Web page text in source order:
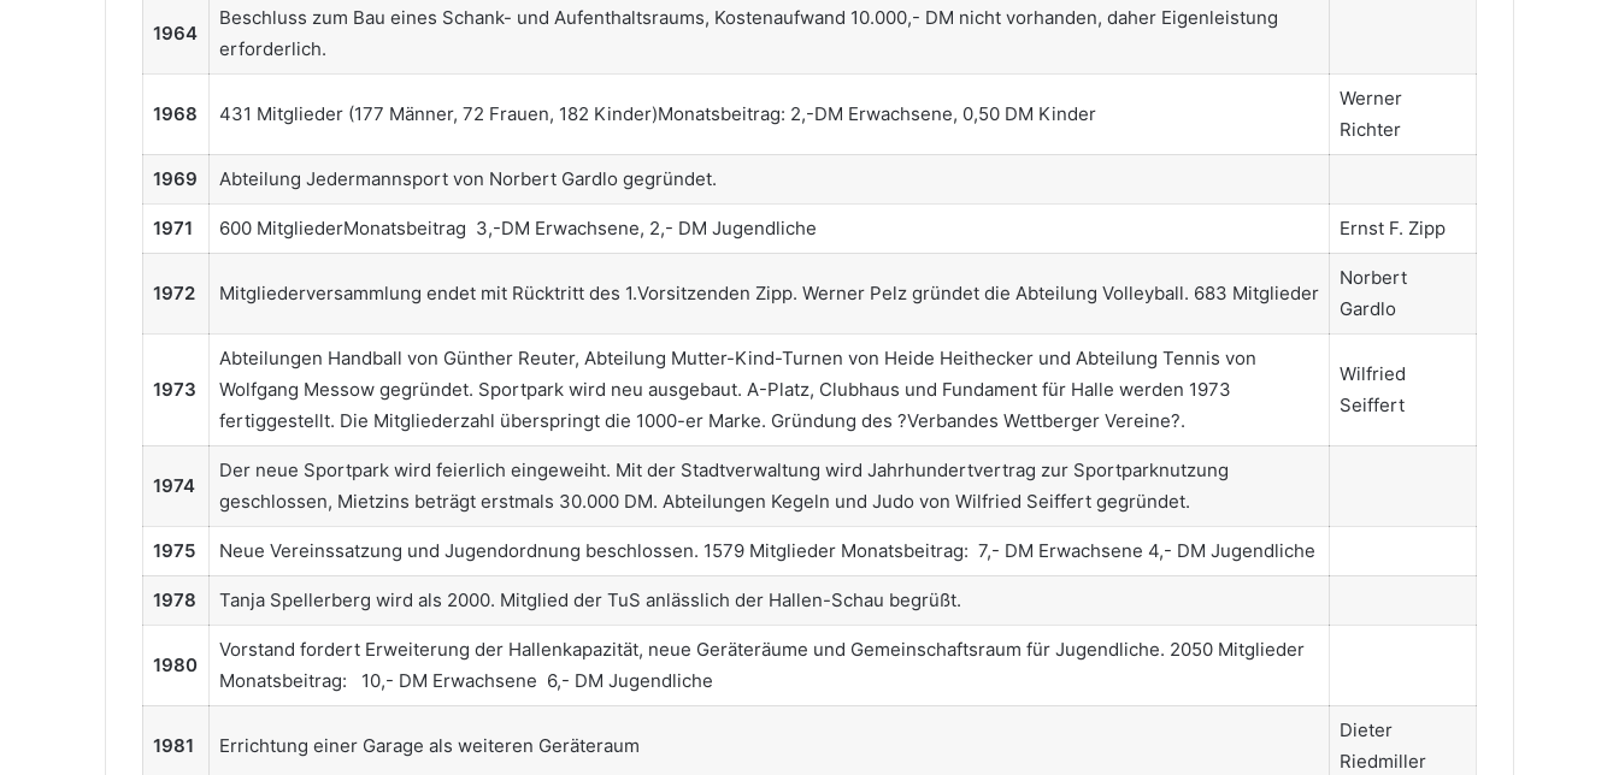
1964
Beschluss zum Bau eines Schank- und Aufenthaltsraums, Kostenaufwand 10.000,- DM nicht vorhanden, daher Eigenleistung
erforderlich.
1968 431 Mitglieder (177 Männer, 72 Frauen, 182 Kinder)Monatsbeitrag: 2,-DM Erwachsene, 0,50 DM Kinder
Werner
Richter
1969 Abteilung Jedermannsport von Norbert Gardlo gegründet.
1971 600 MitgliederMonatsbeitrag 3,-DM Erwachsene, 2,- DM Jugendliche Ernst F. Zipp
1972 Mitgliederversammlung endet mit Rücktritt des 1.Vorsitzenden Zipp. Werner Pelz gründet die Abteilung Volleyball. 683 Mitglieder
Norbert
Gardlo
1973
Abteilungen Handball von Günther Reuter, Abteilung Mutter-Kind-Turnen von Heide Heithecker und Abteilung Tennis von
Wolfgang Messow gegründet. Sportpark wird neu ausgebaut. A-Platz, Clubhaus und Fundament für Halle werden 1973
fertiggestellt. Die Mitgliederzahl überspringt die 1000-er Marke. Gründung des ?Verbandes Wettberger Vereine?.
Wilfried
Seiffert
1974
Der neue Sportpark wird feierlich eingeweiht. Mit der Stadtverwaltung wird Jahrhundertvertrag zur Sportparknutzung
geschlossen, Mietzins beträgt erstmals 30.000 DM. Abteilungen Kegeln und Judo von Wilfried Seiffert gegründet.
1975 Neue Vereinssatzung und Jugendordnung beschlossen. 1579 Mitglieder Monatsbeitrag: 7,- DM Erwachsene 4,- DM Jugendliche
1978 Tanja Spellerberg wird als 2000. Mitglied der TuS anlässlich der Hallen-Schau begrüßt.
1980
Vorstand fordert Erweiterung der Hallenkapazität, neue Geräteräume und Gemeinschaftsraum für Jugendliche. 2050 Mitglieder
Monatsbeitrag: 10,- DM Erwachsene 6,- DM Jugendliche
1981 Errichtung einer Garage als weiteren Geräteraum
Dieter
Riedmiller